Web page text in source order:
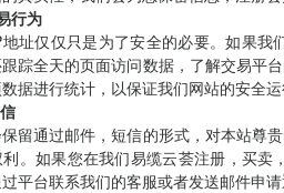
行为
址仅仅只是为了安全的必要。如果
踪全天的页面访问数据，了解交易平
据进行统计，以保证我们网站的安全运
留通过邮件，短信的形式，对本站尊
。如果您在我们易缆云荟注册，买
平台联系我们的客服或者发送邮件申